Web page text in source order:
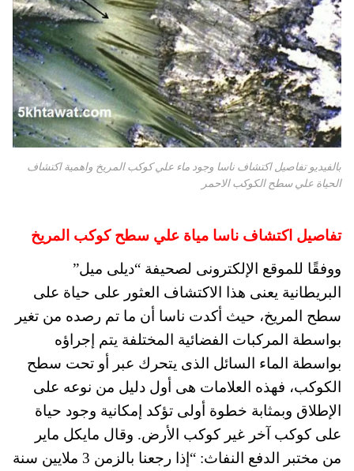
بالفيديو تفاصيل اكتشاف ناسا وجود ماء علي كوكب المريخ واهمية اكتشاف
الحياة علي سطح الكوكب الاحمر
تفاصيل اكتشاف ناسا مياة علي سطح كوكب المريخ
ووفقًا للموقع الإلكترونى لصحيفة “ديلى ميل”
البريطانية يعنى هذا الاكتشاف العثور على حياة على
سطح المريخ، حيث أكدت ناسا أن ما تم رصده من تغير
بواسطة المركبات الفضائية المختلفة يتم إجراؤه
بواسطة الماء السائل الذى يتحرك عبر أو تحت سطح
الكوكب، فهذه العلامات هى أول دليل من نوعه على
الإطلاق وبمثابة خطوة أولى تؤكد إمكانية وجود حياة
على كوكب آخر غير كوكب الأرض. وقال مايكل ماير
من مختبر الدفع النفاث: “إذا رجعنا بالزمن 3 ملايين سنة